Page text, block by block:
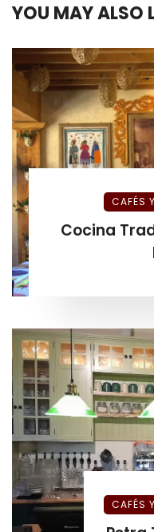
YOU MAY ALSO
CAFÉS
Cocina
CAFÉS